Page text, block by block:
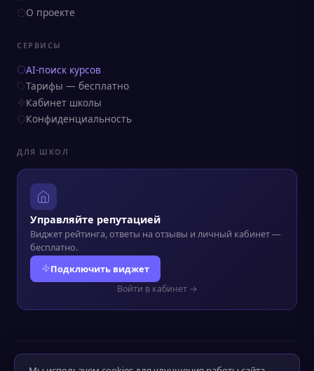
О проекте
СЕРВИСЫ
AI-поиск курсов
Тарифы — бесплатно
Кабинет школы
Конфиденциальность
ДЛЯ ШКОЛ
Управляйте репутацией
Виджет рейтинга, ответы на отзывы и личный кабинет —
бесплатно.
Подключить виджет
Войти в кабинет →
Политика конфиденциальности